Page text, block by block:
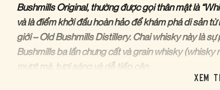
Bushmills Original, thường được gọi thân mật là
và là điểm khởi đầu hoàn hảo để khám phá di sản
giới – Old Bushmills Distillery. Chai whisky này là
Bushmills ba lần chưng cất và grain whisky
mượt mà, tươi sáng và dễ tiếp cận.
XEM